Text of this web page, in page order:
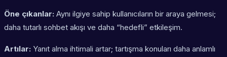
Öne çıkanlar: Aynı ilgiye sahip kullanıcıların bir araya gelmesi;
daha tutarlı sohbet akışı ve daha “hedefli” etkileşim.
Artılar: Yanıt alma ihtimali artar; tartışma konuları daha anlamlı